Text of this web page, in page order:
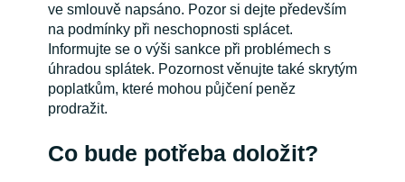
ve smlouvě napsáno. Pozor si dejte především
na podmínky při neschopnosti splácet.
Informujte se o výši sankce při problémech s
úhradou splátek. Pozornost věnujte také skrytým
poplatkům, které mohou půjčení peněz
prodražit.
Co bude potřeba doložit?